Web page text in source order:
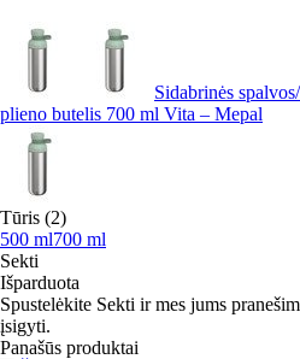
Sidabrinės
plieno butelis 700 ml Vita – Mepal
Tūris (2)
500 ml700 ml
Sekti
Išparduota
Spustelėkite Sekti ir mes jums
įsigyti.
Panašūs produktai